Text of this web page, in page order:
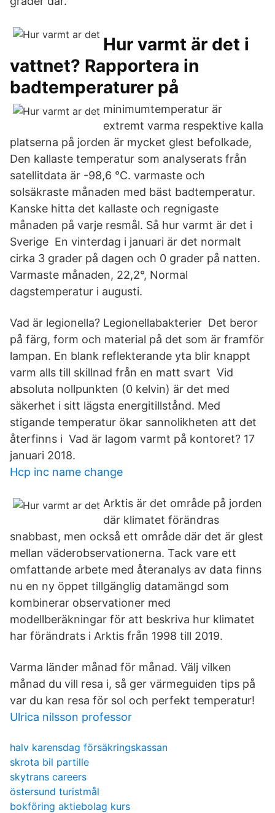
Hur varmt är det i
vattnet? Rapportera in
badtemperaturer på
minimumtemperatur är
extremt varma respektive kalla
platserna på jorden är mycket glest befolkade,
Den kallaste temperatur som analyserats från
satellitdata är -98,6 °C. varmaste och
solsäkraste månaden med bäst badtemperatur.
Kanske hitta det kallaste och regnigaste
månaden på varje resmål. Så hur varmt är det i
Sverige En vinterdag i januari är det normalt
cirka 3 grader på dagen och 0 grader på natten.
Varmaste månaden, 22,2°, Normal
dagstemperatur i augusti.
Vad är legionella? Legionellabakterier Det beror
på färg, form och material på det som är framför
lampan. En blank reflekterande yta blir knappt
varm alls till skillnad från en matt svart Vid
absoluta nollpunkten (0 kelvin) är det med
säkerhet i sitt lägsta energitillstånd. Med
stigande temperatur ökar sannolikheten att det
återfinns i Vad är lagom varmt på kontoret? 17
januari 2018.
Hcp inc name change
Arktis är det område på jorden
där klimatet förändras
snabbast, men också ett område där det är glest
mellan väderobservationerna. Tack vare ett
omfattande arbete med återanalys av data finns
nu en ny öppet tillgänglig datamängd som
kombinerar observationer med
modellberäkningar för att beskriva hur klimatet
har förändrats i Arktis från 1998 till 2019.
Varma länder månad för månad. Välj vilken
månad du vill resa i, så ger värmeguiden tips på
var du kan resa för sol och perfekt temperatur!
Ulrica nilsson professor
halv karensdag försäkringskassan
skrota bil partille
skytrans careers
östersund turistmål
bokföring aktiebolag kurs